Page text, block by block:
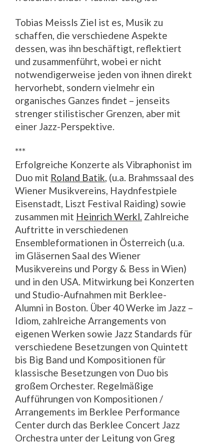
Tobias Meissls Ziel ist es, Musik zu
schaffen, die verschiedene Aspekte
dessen, was ihn beschäftigt, reflektiert
und zusammenführt, wobei er nicht
notwendigerweise jeden von ihnen direkt
hervorhebt, sondern vielmehr ein
organisches Ganzes findet – jenseits
strenger stilistischer Grenzen, aber mit
einer Jazz-Perspektive.
***
Erfolgreiche Konzerte als Vibraphonist im
Duo mit Roland Batik, (u.a. Brahmssaal des
Wiener Musikvereins, Haydnfestpiele
Eisenstadt, Liszt Festival Raiding) sowie
zusammen mit Heinrich Werkl. Zahlreiche
Auftritte in verschiedenen
Ensembleformationen in Österreich (u.a.
im Gläsernen Saal des Wiener
Musikvereins und Porgy & Bess in Wien)
und in den USA. Mitwirkung bei Konzerten
und Studio-Aufnahmen mit Berklee-
Alumni in Boston. Über 40 Werke im Jazz –
Idiom, zahlreiche Arrangements von
eigenen Werken sowie Jazz Standards für
verschiedene Besetzungen von Quintett
bis Big Band und Kompositionen für
klassische Besetzungen von Duo bis
großem Orchester. Regelmäßige
Aufführungen von Kompositionen /
Arrangements im Berklee Performance
Center durch das Berklee Concert Jazz
Orchestra unter der Leitung von Greg